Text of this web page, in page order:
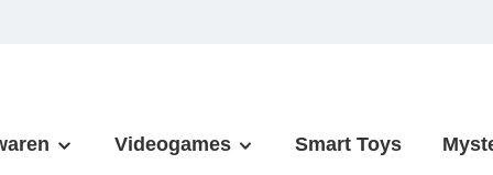
Videogames Smart Toys